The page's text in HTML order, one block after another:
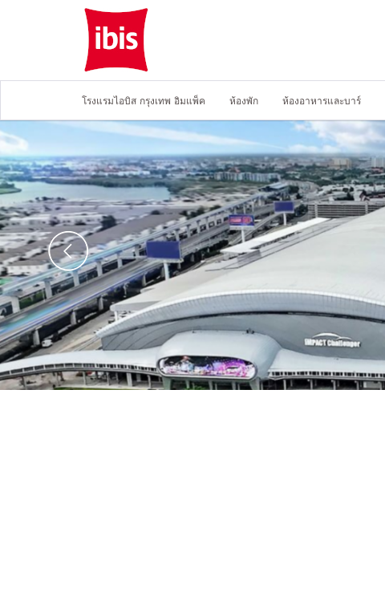
โรงแรมไอบิส กรุงเทพ อิมแพ็ค ห้องพัก ห้องอาหารและบาร์